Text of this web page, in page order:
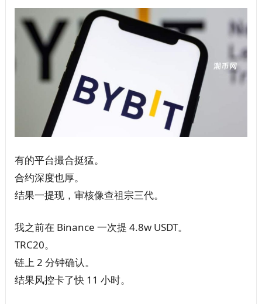
有的平台撮合挺猛。
合约深度也厚。
结果一提现，审核像查祖宗三代。
我之前在 Binance 一次提 4.8w USDT。
TRC20。
链上 2 分钟确认。
结果风控卡了快 11 小时。